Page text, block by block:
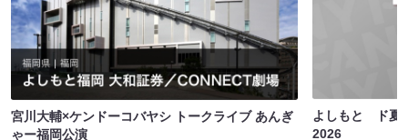
宮川大輔×ケンドーコバヤシ トークライブ あんぎ
ゃー福岡公演
よしもと ド夏
2026